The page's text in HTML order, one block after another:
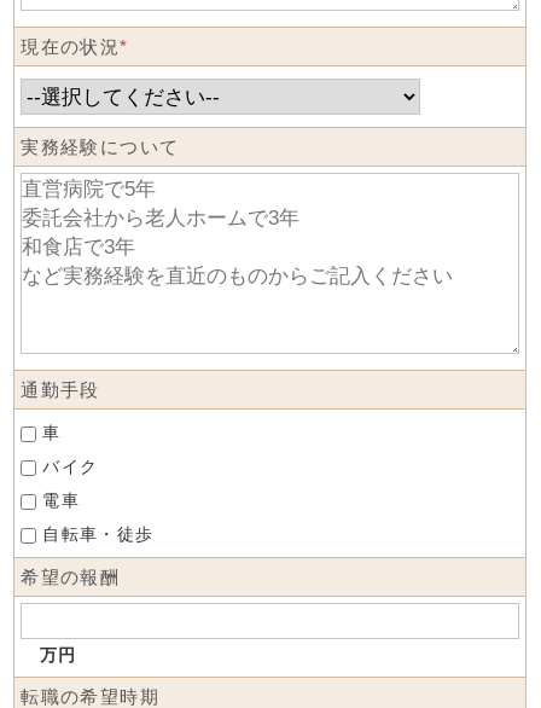
現在の状況*
実務経験について
通勤手段
車
バイク
電車
自転車・徒歩
希望の報酬
万円
転職の希望時期